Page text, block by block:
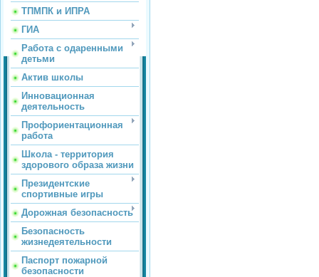
ТПМПК и ИПРА
ГИА
Работа с одаренными
детьми
Актив школы
Инновационная
деятельность
Профориентационная
работа
Школа - территория
здорового образа жизни
Президентские
спортивные игры
Дорожная безопасность
Безопасность
жизнедеятельности
Паспорт пожарной
безопасности